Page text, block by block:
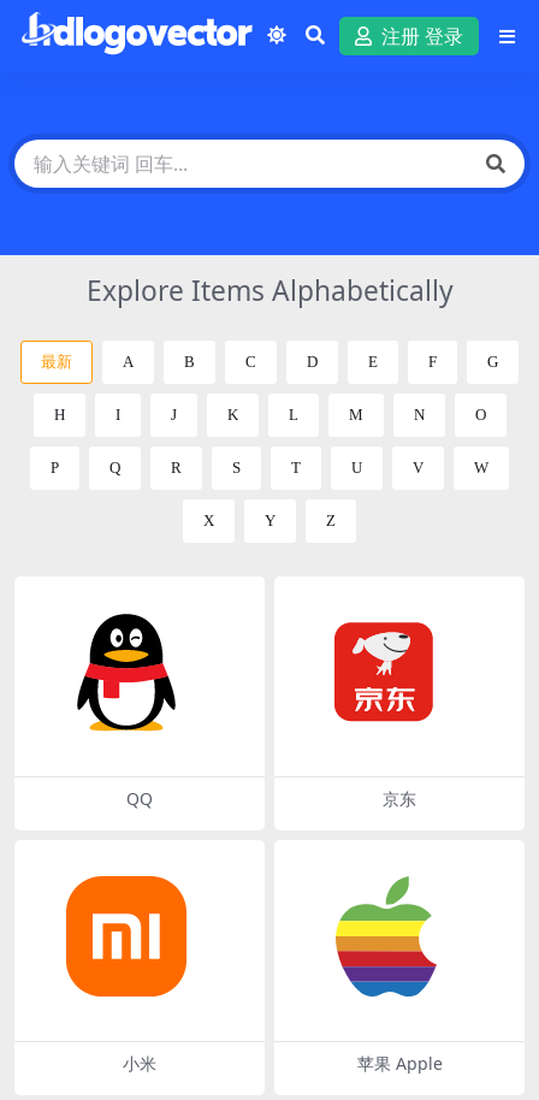
注册 登录
Explore Items Alphabetically
最新 A B C D E F G
H I J K L M N O
P Q R S T U V W
X Y Z
QQ 京东
小米 苹果 Apple